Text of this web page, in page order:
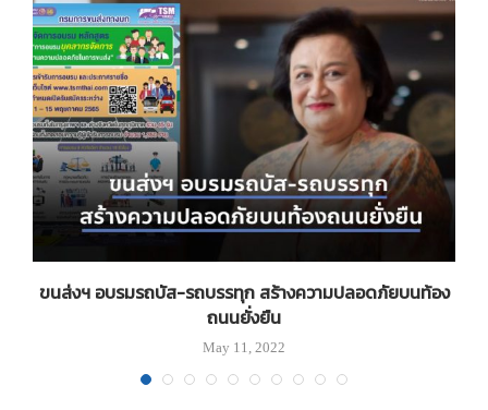
ขนส่งฯ อบรมรถบัส-รถบรรทุก สร้างความปลอดภัยบนท้อง
ถนนยั่งยืน
May 11, 2022